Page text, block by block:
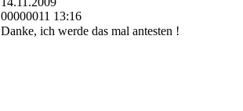
00000011 13:16
Danke, ich werde das mal antesten !